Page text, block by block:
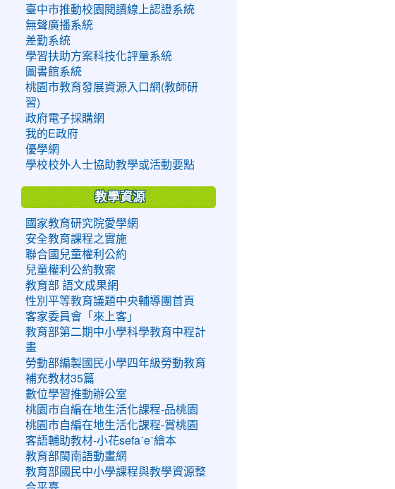
臺中市推動校園閱讀線上認證系統
無聲廣播系統
差勤系統
學習扶助方案科技化評量系統
圖書館系統
桃園市教育發展資源入口網(教師研
習)
政府電子採購網
我的E政府
優學網
學校校外人士協助教學或活動要點
教學資源
國家教育研究院愛學網
安全教育課程之實施
聯合國兒童權利公約
兒童權利公約教案
教育部 語文成果網
性別平等教育議題中央輔導團首頁
客家委員會「來上客」
教育部第二期中小學科學教育中程計
畫
勞動部編製國民小學四年級勞動教育
補充教材35篇
數位學習推動辦公室
桃園市自編在地生活化課程-品桃園
桃園市自編在地生活化課程-賞桃園
客語輔助教材-小花sefaˊeˋ繪本
教育部閩南語動畫網
教育部國民中小學課程與教學資源整